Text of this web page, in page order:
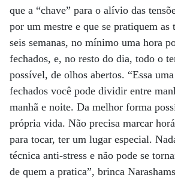
que a “chave” para o alívio das
por um mestre e que se pratiquem as
seis semanas, no mínimo uma hora
fechados, e, no resto do dia, todo o
possível, de olhos abertos. “Essa
fechados você pode dividir entre
manhã e noite. Da melhor forma
própria vida. Não precisa marcar
para tocar, ter um lugar especial.
técnica anti-stress e não pode se
de quem a pratica”, brinca